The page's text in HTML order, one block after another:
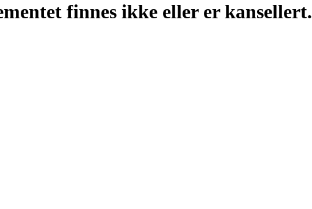
finnes ikke eller er kansellert.